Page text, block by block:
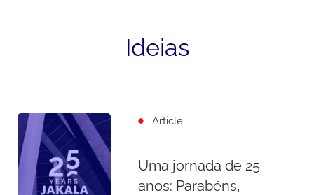
Ideias
Article
Uma jornada de 25
anos: Parabéns,